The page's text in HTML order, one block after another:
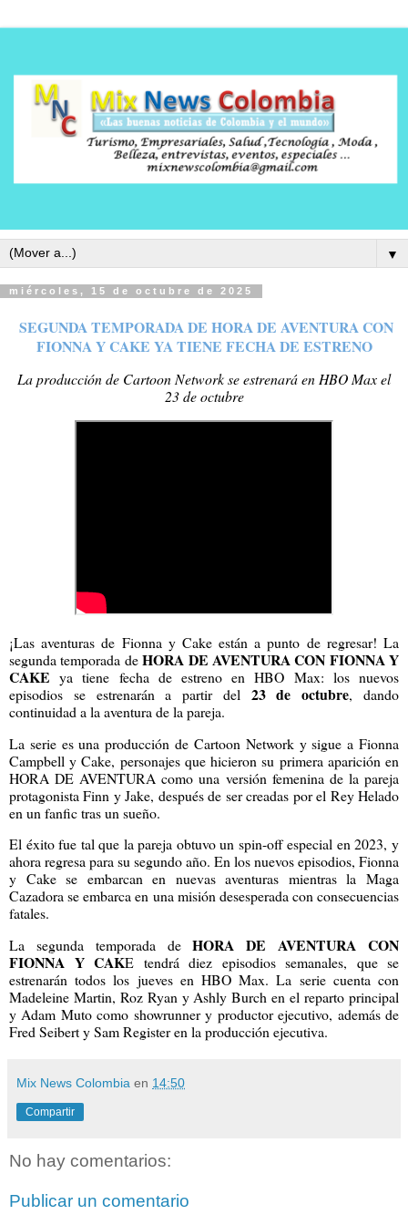
▼
miércoles, 15 de octubre de 2025
SEGUNDA TEMPORADA DE HORA DE AVENTURA CON
FIONNA Y CAKE YA TIENE FECHA DE ESTRENO
La producción de Cartoon Network se estrenará en HBO Max el
23 de octubre
¡Las aventuras de Fionna y Cake están a punto de regresar! La
segunda temporada deHORA DE AVENTURA CON FIONNA Y
CAKE ya tiene fecha de estreno en HBO Max: los nuevos
episodios se estrenarán a partir del 23 de octubre, dando
continuidad a la aventura de la pareja.
La serie es una producción de Cartoon Network y sigue a Fionna
Campbell y Cake, personajes que hicieron su primera aparición en
HORA DE AVENTURA como una versión femenina de la pareja
protagonista Finn y Jake, después de ser creadas por el Rey Helado
en un fanfic tras un sueño.
El éxito fue tal que la pareja obtuvo un spin-off especial en 2023, y
ahora regresa para su segundo año. En los nuevos episodios, Fionna
y Cake se embarcan en nuevas aventuras mientras la Maga
Cazadora se embarca en una misión desesperada con consecuencias
fatales.
La segunda temporada deHORA DE AVENTURA CON
FIONNA Y CAKE tendrá diez episodios semanales, que se
estrenarán todos los jueves en HBO Max. La serie cuenta con
Madeleine Martin, Roz Ryan y Ashly Burch en el reparto principal
y Adam Muto como showrunner y productor ejecutivo, además de
Fred Seibert y Sam Register en la producción ejecutiva.
Mix News Colombia en 14:50
Compartir
No hay comentarios:
Publicar un comentario